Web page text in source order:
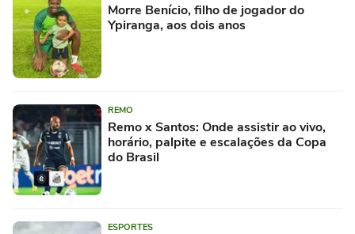
Morre Benício, filho de jogador do
Ypiranga, aos dois anos
REMO
Remo x Santos: Onde assistir ao vivo,
horário, palpite e escalações da Copa
do Brasil
ESPORTES